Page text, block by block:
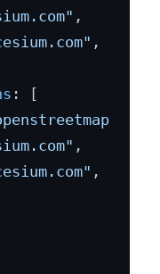
,
,
: [
,
,